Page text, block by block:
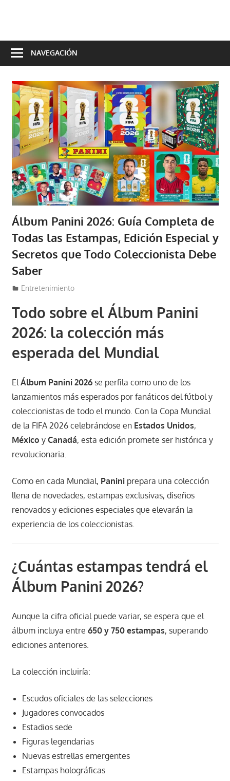
todo
tu
celular
NAVEGACIÓN
Álbum Panini 2026: Guía Completa de
Todas las Estampas, Edición Especial y
Secretos que Todo Coleccionista Debe
Saber
14 de mayo de 2026
Lucas Espinal
Entretenimiento
Todo sobre el Álbum Panini
2026: la colección más
esperada del Mundial
ElÁlbum Panini 2026se perfila como uno de los
lanzamientos más esperados por fanáticos del fútbol y
coleccionistas de todo el mundo. Con la Copa Mundial
de la FIFA 2026 celebrándose en Estados Unidos,
México y Canadá, esta edición promete ser histórica y
revolucionaria.
Como en cada Mundial, Paniniprepara una colección
llena de novedades, estampas exclusivas, diseños
renovados y ediciones especiales que elevarán la
experiencia de los coleccionistas.
¿Cuántas estampas tendrá el
Álbum Panini 2026?
Aunque la cifra oficial puede variar, se espera que el
álbum incluya entre 650 y 750 estampas, superando
ediciones anteriores.
La colección incluiría:
Escudos oficiales de las selecciones
Jugadores convocados
Estadios sede
Figuras legendarias
Nuevas estrellas emergentes
Estampas holográficas